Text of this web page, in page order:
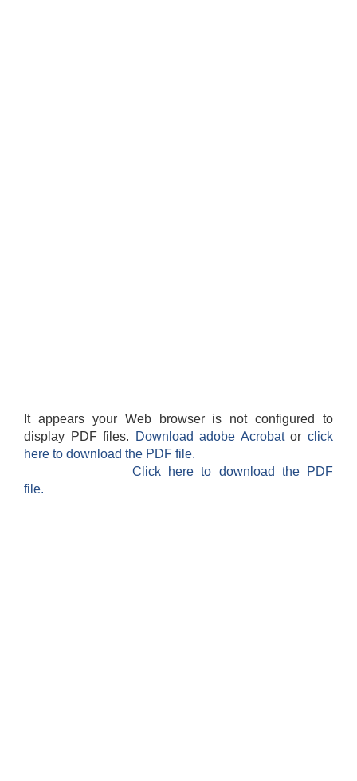
It appears your Web browser is not configured to
display PDF files.
Download adobe Acrobatorclick
here to download the PDF file.
Click here to download the PDF
file.